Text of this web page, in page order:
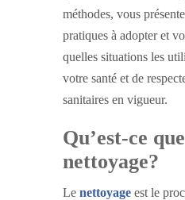
méthodes, vous
pratiques à adopter et
quelles situations les
votre santé et de
sanitaires en vigueur.
Qu’est-ce
nettoyage?
Le nettoyage est le